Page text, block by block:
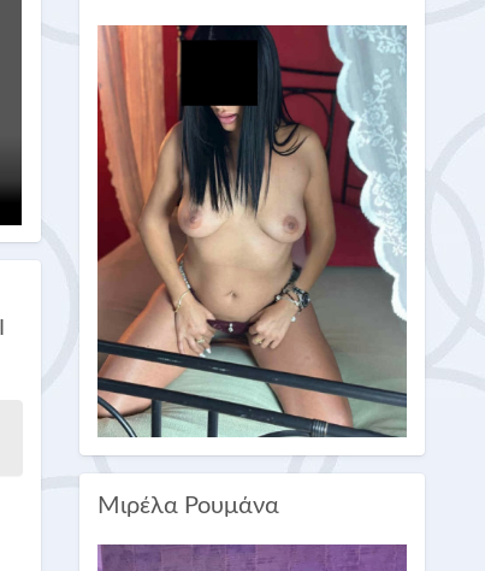
Μιρέλα Ρουμάνα